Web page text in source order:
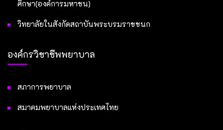
ศึกษา(องค์การมหาชน)
วิทยาลัยในสังกัดสถาบันพระบรมราชชนก
องค์กรวิชาชีพพยาบาล
สภาการพยาบาล
สมาคมพยาบาลแห่งประเทศไทย